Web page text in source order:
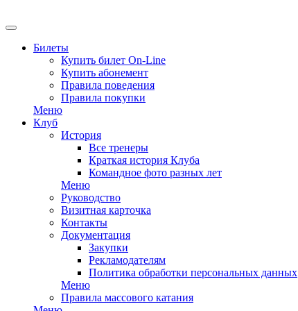
Билеты
Купить билет On-Line
Купить абонемент
Правила поведения
Правила покупки
Меню
Клуб
История
Все тренеры
Краткая история Клуба
Командное фото разных лет
Меню
Руководство
Визитная карточка
Контакты
Документация
Закупки
Рекламодателям
Политика обработки персональных данных
Меню
Правила массового катания